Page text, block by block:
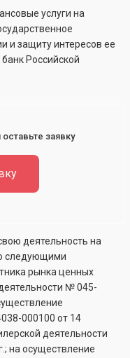
услуги на
и защиту интересов ее
Российской
заявку
деятельность на
следующими
рынка ценных
№045-
000100 от 14
деятельности
на осуществление